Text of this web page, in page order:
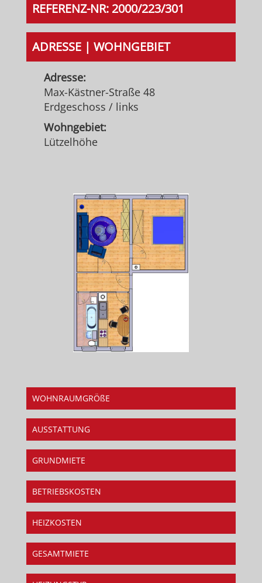
REFERENZ-NR: 2000/223/301
ADRESSE | WOHNGEBIET
Adresse:
Max-Kästner-Straße 48
Erdgeschoss / links
Wohngebiet:
Lützelhöhe
WOHNRAUMGRÖßE
AUSSTATTUNG
GRUNDMIETE
BETRIEBSKOSTEN
HEIZKOSTEN
GESAMTMIETE